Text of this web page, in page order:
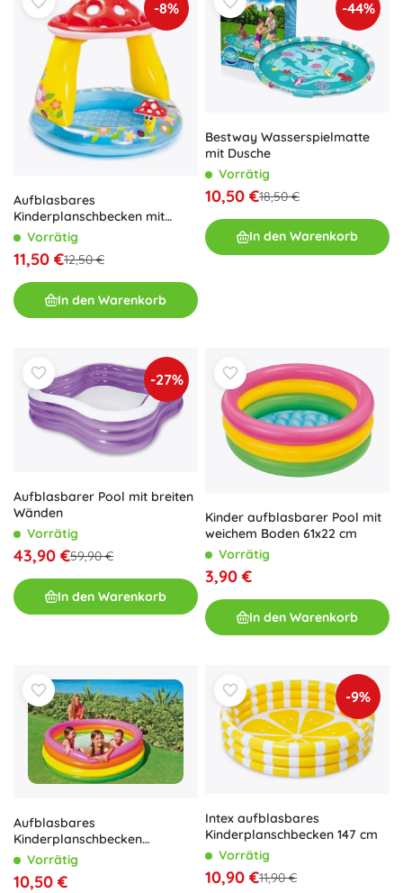
-8%
Aufblasbares
Kinderplanschbecken mit
Pilzdach
Vorrätig
11,50 €12,50 €
In den Warenkorb
-44%
Bestway Wasserspielmatte
mit Dusche
Vorrätig
10,50 €18,50 €
In den Warenkorb
-27%
Aufblasbarer Pool mit breiten
Wänden
Vorrätig
43,90 €59,90 €
In den Warenkorb
Kinder aufblasbarer Pool mit
weichem Boden 61x22 cm
Vorrätig
3,90 €
In den Warenkorb
Aufblasbares
Kinderplanschbecken
vierfarbig 168 × 46 cm INTEX
Vorrätig
10,50 €
-9%
Intex aufblasbares
Kinderplanschbecken 147 cm
Vorrätig
10,90 €11,90 €